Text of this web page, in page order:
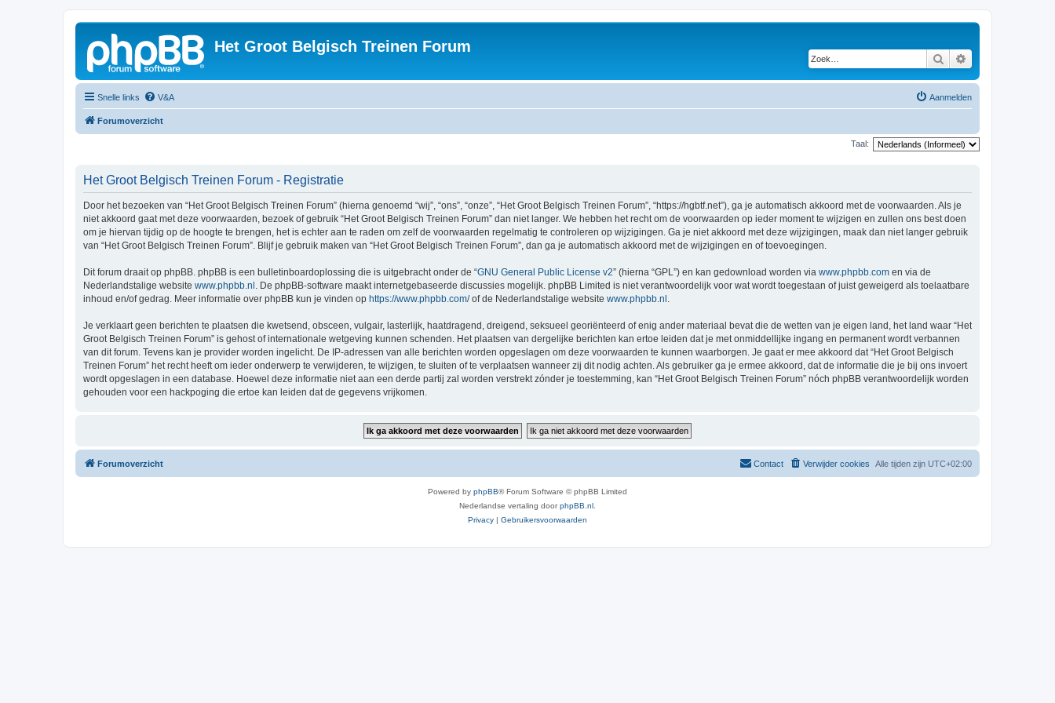
Het Groot Belgisch Treinen Forum
Zoek
Snelle links V&A Aanmelden
Forumoverzicht
Taal:
Het Groot Belgisch Treinen Forum - Registratie
Door het bezoeken van “Het Groot Belgisch Treinen Forum” (hierna genoemd “wij”, “ons”, “onze”, “Het Groot Belgisch Treinen Forum”, “https://hgbtf.net”), ga je automatisch akkoord met de voorwaarden. Als je
niet akkoord gaat met deze voorwaarden, bezoek of gebruik “Het Groot Belgisch Treinen Forum” dan niet langer. We hebben het recht om de voorwaarden op ieder moment te wijzigen en zullen ons best doen
om je hiervan tijdig op de hoogte te brengen, het is echter aan te raden om zelf de voorwaarden regelmatig te controleren op wijzigingen. Ga je niet akkoord met deze wijzigingen, maak dan niet langer gebruik
van “Het Groot Belgisch Treinen Forum”. Blijf je gebruik maken van “Het Groot Belgisch Treinen Forum”, dan ga je automatisch akkoord met de wijzigingen en of toevoegingen.
Dit forum draait op phpBB. phpBB is een bulletinboardoplossing die is uitgebracht onder de “GNU General Public License v2” (hierna “GPL”) en kan gedownload worden via www.phpbb.com en via de
Nederlandstalige website www.phpbb.nl . De phpBB-software maakt internetgebaseerde discussies mogelijk. phpBB Limited is niet verantwoordelijk voor wat wordt toegestaan of juist geweigerd als toelaatbare
inhoud en/of gedrag. Meer informatie over phpBB kun je vinden op https://www.phpbb.com/of de Nederlandstalige website www.phpbb.nl
Je verklaart geen berichten te plaatsen die kwetsend, obsceen, vulgair, lasterlijk, haatdragend, dreigend, seksueel georiënteerd of enig ander materiaal bevat die de wetten van je eigen land, het land waar “Het
Groot Belgisch Treinen Forum” is gehost of internationale wetgeving kunnen schenden. Het plaatsen van dergelijke berichten kan ertoe leiden dat je met onmiddellijke ingang en permanent wordt verbannen
van dit forum. Tevens kan je provider worden ingelicht. De IP-adressen van alle berichten worden opgeslagen om deze voorwaarden te kunnen waarborgen. Je gaat er mee akkoord dat “Het Groot Belgisch
Treinen Forum” het recht heeft om ieder onderwerp te verwijderen, te wijzigen, te sluiten of te verplaatsen wanneer zij dit nodig achten. Als gebruiker ga je ermee akkoord, dat de informatie die je bij ons invoert
wordt opgeslagen in een database. Hoewel deze informatie niet aan een derde partij zal worden verstrekt zónder je toestemming, kan “Het Groot Belgisch Treinen Forum” nóch phpBB verantwoordelijk worden
gehouden voor een hackpoging die ertoe kan leiden dat de gegevens vrijkomen.
Forumoverzicht Alle tijden zijn UTC+02:00
Verwijder cookies
Contact
Powered by phpBB® Forum Software © phpBB Limited
Nederlandse vertaling doorphpBB.nl
Privacy | Gebruikersvoorwaarden